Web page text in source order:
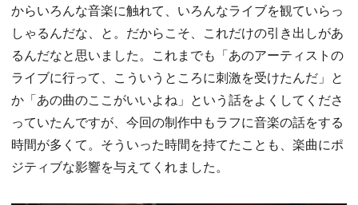
からいろんな音楽に触れて、いろんなライブを観ていらっ
しゃるんだな、と。だからこそ、これだけの引き出しがあ
るんだなと思いました。これまでも「あのアーティストの
ライブに行って、こういうところに刺激を受けたんだ」と
か「あの曲のここがいいよね」という話をよくしてくださ
っていたんですが、今回の制作中もラフに音楽の話をする
時間が多くて。そういった時間を持てたことも、楽曲にポ
ジティブな影響を与えてくれました。